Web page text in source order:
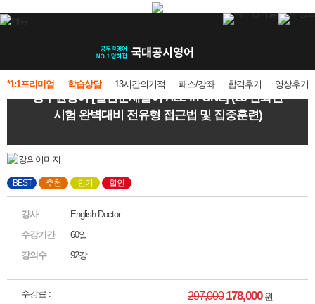
*1:1프리미엄 학습상담 13시간의기적 패스/강좌 합격후기 영상후기
공무원영어 [실전문제풀이 ALL-in-ONE] (25 변화된
시험 완벽대비 전유형 접근법 및 집중훈련)
BEST 추천 인기 할인
강사
English Doctor
수강기간
60일
강의수
92강
수강료 : 297,000 178,000원